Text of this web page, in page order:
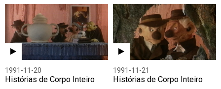
1991-11-20
Histórias de Corpo Inteiro
1991-11-21
Histórias de Corpo Inteiro